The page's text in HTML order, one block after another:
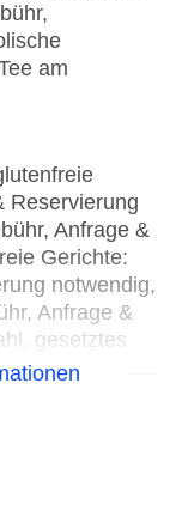
am
Reservierung
Anfrage &
Gerichte:
notwendig,
Anfrage &
gesetztes
gegen